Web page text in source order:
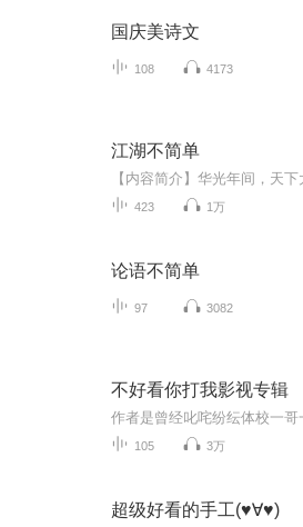
国庆美诗文
108 4173
江湖不简单
423 1万
论语不简单
97 3082
不好看你打我影视专辑
105 3万
超级好看的手工(♥∀♥)